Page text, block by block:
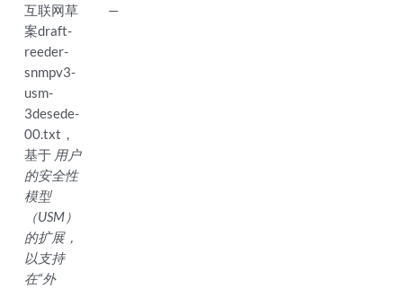
互联网草
案draft-
reeder-
snmpv3-
usm-
3desede-
00.txt，
基于 用户
的安全性
模型
（USM）
的扩展，
以支持
在“外
—